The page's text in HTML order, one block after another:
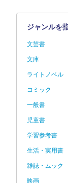
ジャンルを
文芸書
文庫
ライトノベル
コミック
一般書
児童書
学習参考書
生活・実用書
雑誌・ムック
映画